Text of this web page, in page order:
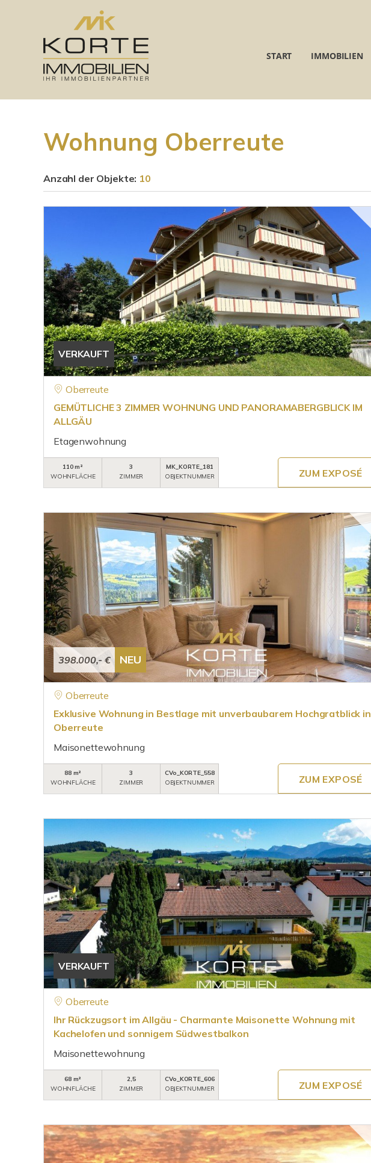
START IMMOBILIEN
Wohnung Oberreute
Anzahl der Objekte: 10
VERKAUFT
Oberreute
GEMÜTLICHE 3 ZIMMER WOHNUNG UND PANORAMABERGBLICK IM
ALLGÄU
Etagenwohnung
110 m²
WOHNFLÄCHE
3
ZIMMER
MK_KORTE_181
OBJEKTNUMMER
ZUM EXPOSÉ
398.000,- € NEU
Oberreute
Exklusive Wohnung in Bestlage mit unverbaubarem Hochgratblick in
Oberreute
Maisonettewohnung
88 m²
WOHNFLÄCHE
3
ZIMMER
CVo_KORTE_558
OBJEKTNUMMER
ZUM EXPOSÉ
VERKAUFT
Oberreute
Ihr Rückzugsort im Allgäu - Charmante Maisonette Wohnung mit
Kachelofen und sonnigem Südwestbalkon
Maisonettewohnung
68 m²
WOHNFLÄCHE
2,5
ZIMMER
CVo_KORTE_606
OBJEKTNUMMER
ZUM EXPOSÉ